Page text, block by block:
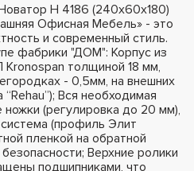
Н 4186 (240х60х180)
Офисная Мебель» - это
и современный стиль.
фабрики "ДОМ": Корпус из
толщиной 18 мм,
- 0,5мм, на внешних
Вся необходимая
(регулировка до 20 мм),
(профиль Элит
пленкой на обратной
Верхние ролики
подшипниками, что